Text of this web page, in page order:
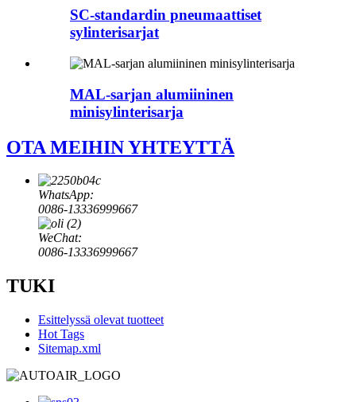
SC-standardin pneumaattiset
sylinterisarjat
MAL-sarjan alumiininen
minisylinterisarja
OTA MEIHIN YHTEYTTÄ
WhatsApp:
0086-13336999667
WeChat:
0086-13336999667
TUKI
Esittelyssä olevat tuotteet
Hot Tags
Sitemap.xml